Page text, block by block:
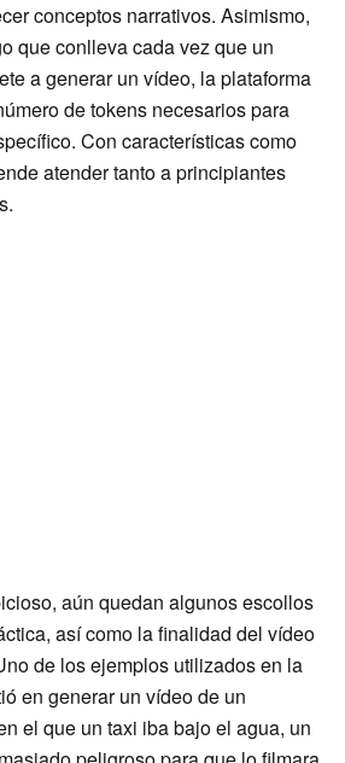
conceptos narrativos. Asimismo,
que conlleva cada vez que un
a generar un vídeo, la plataforma
de tokens necesarios para
Con características como
atender tanto a principiantes
aún quedan algunos escollos
así como la finalidad del vídeo
de los ejemplos utilizados en la
en generar un vídeo de un
el que un taxi iba bajo el agua, un